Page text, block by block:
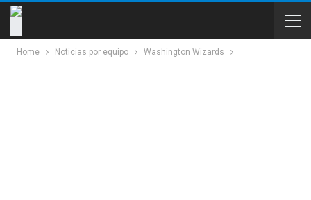
Home Noticias por equipo Washington Wizards